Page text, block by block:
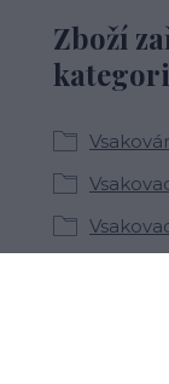
Zboží